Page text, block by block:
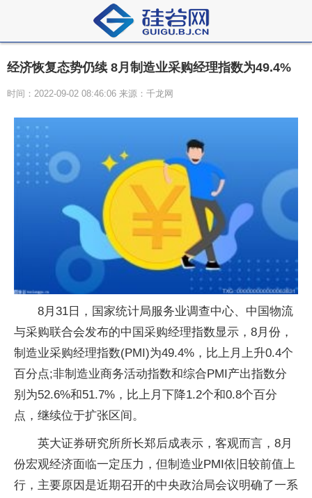
经济恢复态势仍续 8月制造业采购经理指数为49.4%
时间：2022-09-02 08:46:06 来源：千龙网
8月31日，国家统计局服务业调查中心、中国物流
与采购联合会发布的中国采购经理指数显示，8月份，
制造业采购经理指数(PMI)为49.4%，比上月上升0.4个
百分点;非制造业商务活动指数和综合PMI产出指数分
别为52.6%和51.7%，比上月下降1.2个和0.8个百分
点，继续位于扩张区间。
英大证券研究所所长郑后成表示，客观而言，8月
份宏观经济面临一定压力，但制造业PMI依旧较前值上
行，主要原因是近期召开的中央政治局会议明确了一系